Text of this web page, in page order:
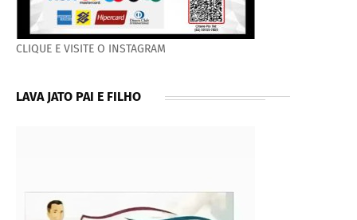
CLIQUE E VISITE O INSTAGRAM
LAVA JATO PAI E FILHO